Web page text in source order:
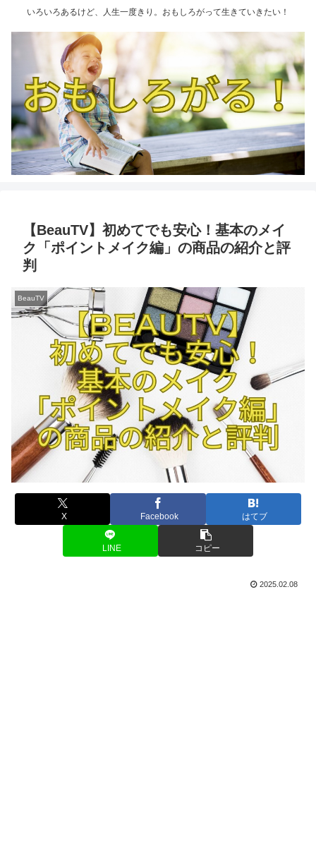
いろいろあるけど、人生一度きり。おもしろがって生きていきたい！
【BeauTV】初めてでも安心！基本のメイ
ク「ポイントメイク編」の商品の紹介と評
判
BeauTV
X Facebook はてブ
LINE コピー
2025.02.08